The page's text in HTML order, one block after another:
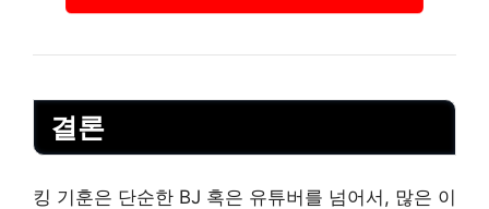
결론
킹 기훈은 단순한 BJ 혹은 유튜버를 넘어서, 많은 이